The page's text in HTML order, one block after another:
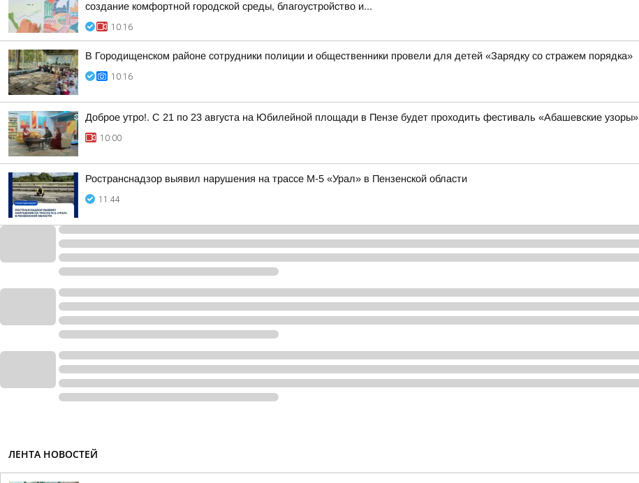
создание комфортной городской среды, благоустройство и...
10:16
В Городищенском районе сотрудники полиции и общественники провели для детей «Зарядку со стражем порядка»
10:16
Доброе утро!. С 21 по 23 августа на Юбилейной площади в Пензе будет проходить фестиваль «Абашевские узоры»
10:00
Ространснадзор выявил нарушения на трассе М-5 «Урал» в Пензенской области
11:44
ЛЕНТА НОВОСТЕЙ